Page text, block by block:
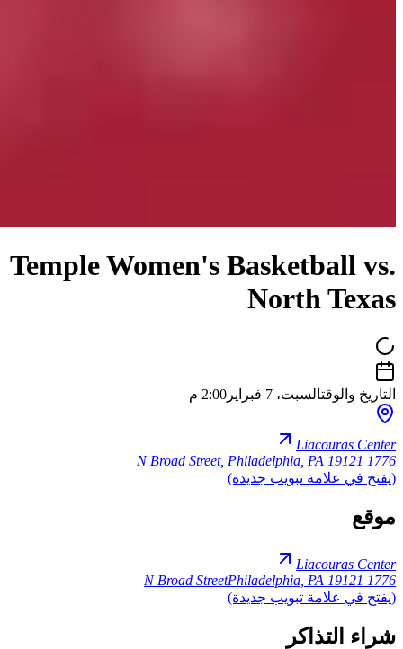
Temple Women's Basketball vs.
North Texas
التاريخ والوقتالسبت، 7 فبراير 2:00 م
Liacouras Center
1776 N Broad Street
,Philadelphia, PA 19121
(يفتح في علامة تبويب جديدة)
موقع
Liacouras Center
1776 N Broad Street
Philadelphia, PA 19121
(يفتح في علامة تبويب جديدة)
شراء التذاكر